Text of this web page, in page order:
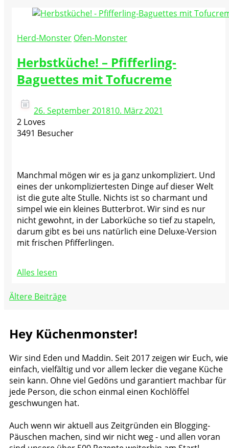
Herd-Monster Ofen-Monster
Herbstküche! – Pfifferling-
Baguettes mit Tofucreme
26. September 201810. März 2021
2 Loves
3491 Besucher
Manchmal mögen wir es ja ganz unkompliziert. Und
eines der unkompliziertesten Dinge auf dieser Welt
ist die gute alte Stulle. Nichts ist so charmant und
simpel wie ein kleines Butterbrot. Wir sind es nur
nicht gewohnt, in der Laborküche so tief zu stapeln,
darum gibt es bei uns natürlich eine Deluxe-Version
mit frischen Pfifferlingen.
Alles lesen
Beitragsnavigation
Ältere Beiträge
Hey Küchenmonster!
Wir sind Eden und Maddin. Seit 2017 zeigen wir Euch, wie
einfach, vielfältig und vor allem lecker die vegane Küche
sein kann. Ohne viel Gedöns und garantiert machbar für
jede Person, die schon einmal einen Kochlöffel
geschwungen hat.
Auch wenn wir aktuell aus Zeitgründen ein Blogging-
Päuschen machen, sind wir nicht weg - und allen voran